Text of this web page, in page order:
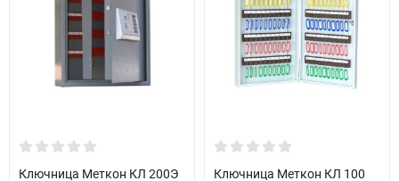
Ключница Меткон КЛ 200Э Ключница Меткон КЛ 100